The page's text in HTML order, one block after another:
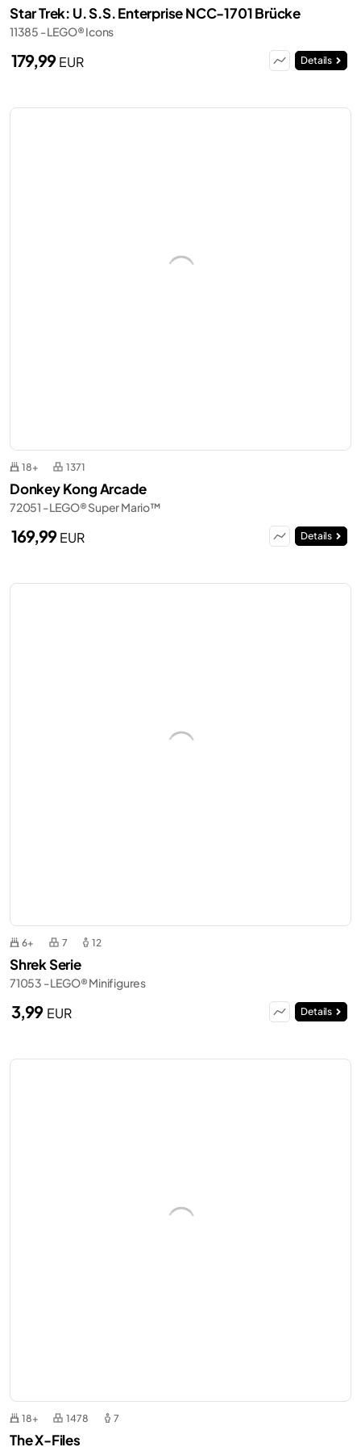
Star Trek: U. S.S. Enterprise NCC-1701 Brücke
11385 - LEGO® Icons
179,99EUR Details
18+ 1371
Donkey Kong Arcade
72051 - LEGO® Super Mario™
169,99EUR Details
6+ 7 12
Shrek Serie
71053 - LEGO® Minifigures
3,99 EUR Details
18+ 1478 7
The X-Files